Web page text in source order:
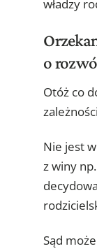
władzy
o
Otóż co
Nie jest
z winy
Sąd